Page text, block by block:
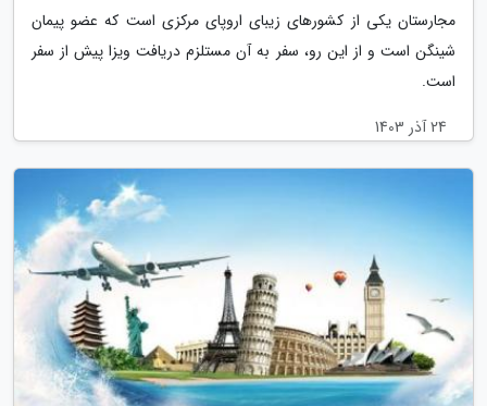
مجارستان یکی از کشورهای زیبای اروپای مرکزی است که عضو پیمان
شینگن است و از این رو، سفر به آن مستلزم دریافت ویزا پیش از سفر
است.
24 آذر 1403